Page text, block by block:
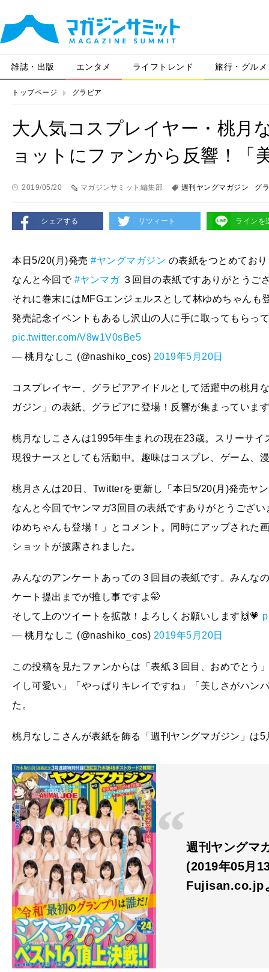
雑誌・出版 エンタメ ライフトレンド 旅行・グルメ
トップページ グラビア
大人気コスプレイヤー・桃月
ョットにファンから反響！「
2019/05/20 マガジンサミット編集部 週刊ヤングマガジン グ
シェアする リツィート ラインを
本日5/20(月)発売 #ヤングマガジン の表紙をつとめてお
なんと今回で #ヤンマガ３回目の表紙ですありがとうご
それに巻末にはMFGエンジェルスとして林ゆめちゃんも
発売記念イベントもあるし沢山の人に手に取ってもらっ
pic.twitter.com/V8w1V0sBe5
— 桃月なしこ (@nashiko_cos) 2019年5月20日
コスプレイヤー、グラビアアイドルとして活躍中の桃月
ガジン」の表紙、グラビアに登場！反響が集まっていま
桃月なしこさんは1995年生まれの現在23歳。スリーサ
現役ナースとしても活動中。趣味はコスプレ、ゲーム、
桃月さんは20日、Twitterを更新し「本日5/20(月)発売ヤ
なんと今回でヤンマガ3回目の表紙ですありがとうござ
ゆめちゃんも登場！」とコメント。同時にアップされた
ショットが披露されました。
みんなのアンケートあっての３回目の表紙です。みんな
ケート提出までが推し事ですよ🤭
そして上のツイートを拡散！よろしくお願いします🙌💗
— 桃月なしこ (@nashiko_cos) 2019年5月20日
この投稿を見たファンからは「表紙３回目、おめでとう
イし可愛い」「やっぱりキレイですね」「美しさがハン
た。
桃月なしこさんが表紙を飾る「週刊ヤングマガジン」は
週刊ヤングマ
(2019年05月
Fujisan.co.jp